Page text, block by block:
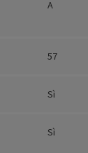
A
57
Sì
Sì